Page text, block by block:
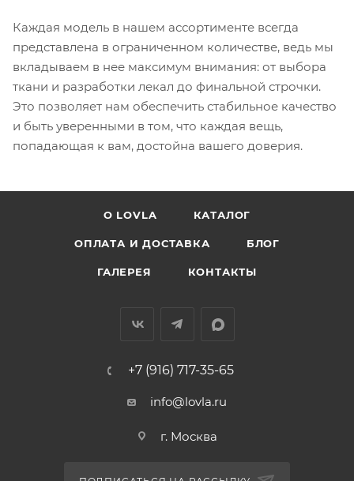
Каждая модель в нашем ассортименте всегда
представлена в ограниченном количестве, ведь мы
вкладываем в нее максимум внимания: от выбора
ткани и разработки лекал до финальной строчки.
Это позволяет нам обеспечить стабильное качество
и быть уверенными в том, что каждая вещь,
попадающая к вам, достойна вашего доверия.
О LOVLA КАТАЛОГ
ОПЛАТА И ДОСТАВКА БЛОГ
ГАЛЕРЕЯ КОНТАКТЫ
+7 (916) 717-35-65
info@lovla.ru
г. Москва